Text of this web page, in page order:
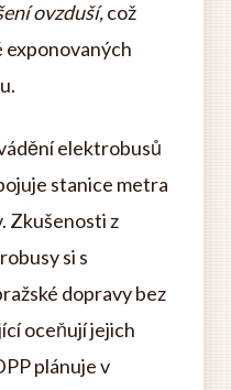
ovzduší,což
exponovaných
elektrobusů
stanice metra
Zkušenosti z
si s
dopravy bez
oceňují jejich
plánuje v